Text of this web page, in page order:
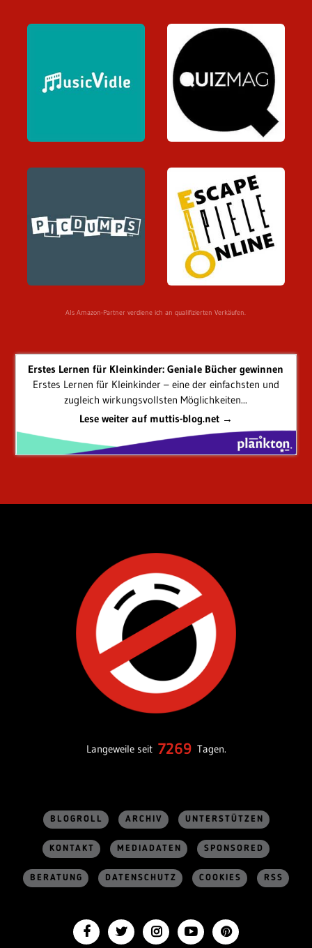
Als Amazon-Partner verdiene ich an qualifizierten Verkäufen.
Erstes Lernen für Kleinkinder: Geniale Bücher gewinnen
Erstes Lernen für Kleinkinder – eine der einfachsten und
zugleich wirkungsvollsten Möglichkeiten...
Lese weiter auf muttis-blog.net →
Langeweile seit 7269 Tagen.
BLOGROLL ARCHIV UNTERSTÜTZEN
KONTAKT MEDIADATEN SPONSORED
BERATUNG DATENSCHUTZ COOKIES RSS